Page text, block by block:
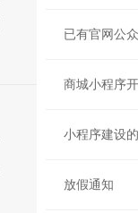
已有官网公
商城小程序
小程序建设
放假通知